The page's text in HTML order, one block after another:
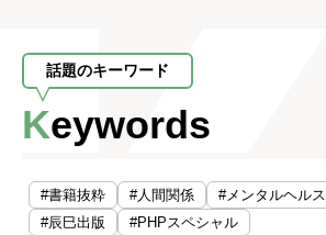
話題のキーワード
Keywords
#書籍抜粋 #人間関係
#メンタルヘルス
#辰巳出版
#PHPスペシャル